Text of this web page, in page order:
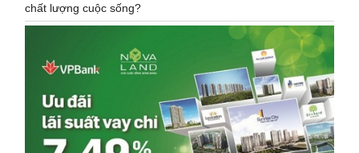
chất lượng cuộc sống?